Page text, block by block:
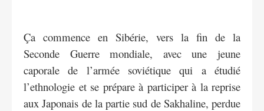
Ça commence en Sibérie, vers la fin de la
Seconde Guerre mondiale, avec une jeune
caporale de l’armée soviétique qui a étudié
l’ethnologie et se prépare à participer à la reprise
aux Japonais de la partie sud de Sakhaline, perdue